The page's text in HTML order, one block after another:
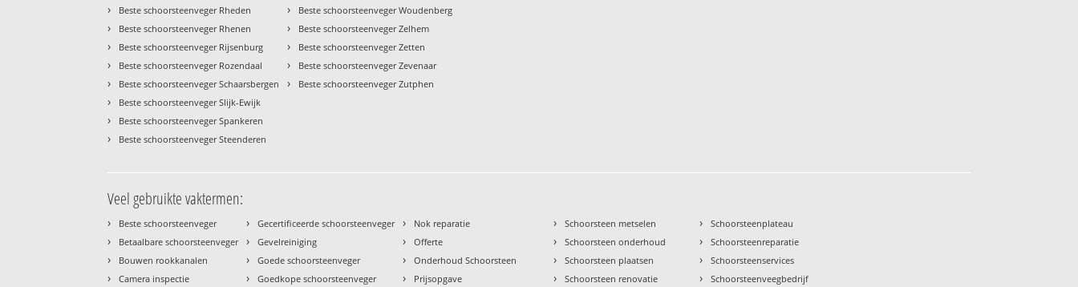
› Beste schoorsteenveger Rheden
› Beste schoorsteenveger Rhenen
› Beste schoorsteenveger Rijsenburg
› Beste schoorsteenveger Rozendaal
› Beste schoorsteenveger Schaarsbergen
› Beste schoorsteenveger Slijk-Ewijk
› Beste schoorsteenveger Spankeren
› Beste schoorsteenveger Steenderen
› Beste schoorsteenveger Woudenberg
› Beste schoorsteenveger Zelhem
› Beste schoorsteenveger Zetten
› Beste schoorsteenveger Zevenaar
› Beste schoorsteenveger Zutphen
Veel gebruikte vaktermen:
› Beste schoorsteenveger
› Betaalbare schoorsteenveger
› Bouwen rookkanalen
› Camera inspectie
› Gecertificeerde schoorsteenveger
› Gevelreiniging
› Goede schoorsteenveger
› Goedkope schoorsteenveger
› Nok reparatie
› Offerte
› Onderhoud Schoorsteen
› Prijsopgave
› Schoorsteen metselen
› Schoorsteen onderhoud
› Schoorsteen plaatsen
› Schoorsteen renovatie
› Schoorsteenplateau
› Schoorsteenreparatie
› Schoorsteenservices
› Schoorsteenveegbedrijf